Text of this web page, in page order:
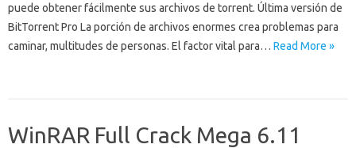
puede obtener fácilmente sus archivos de torrent. Última versión de
BitTorrent Pro La porción de archivos enormes crea problemas para
caminar, multitudes de personas. El factor vital para… Read More »
WinRAR Full Crack Mega 6.11